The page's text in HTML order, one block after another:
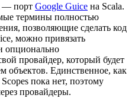
— порт Google Guice на Scala.
термины полностью
позволяющие сделать код
можно привязать
опционально
провайдер, который будет
объектов. Единственное, как
пока нет, поэтому
провайдеры.